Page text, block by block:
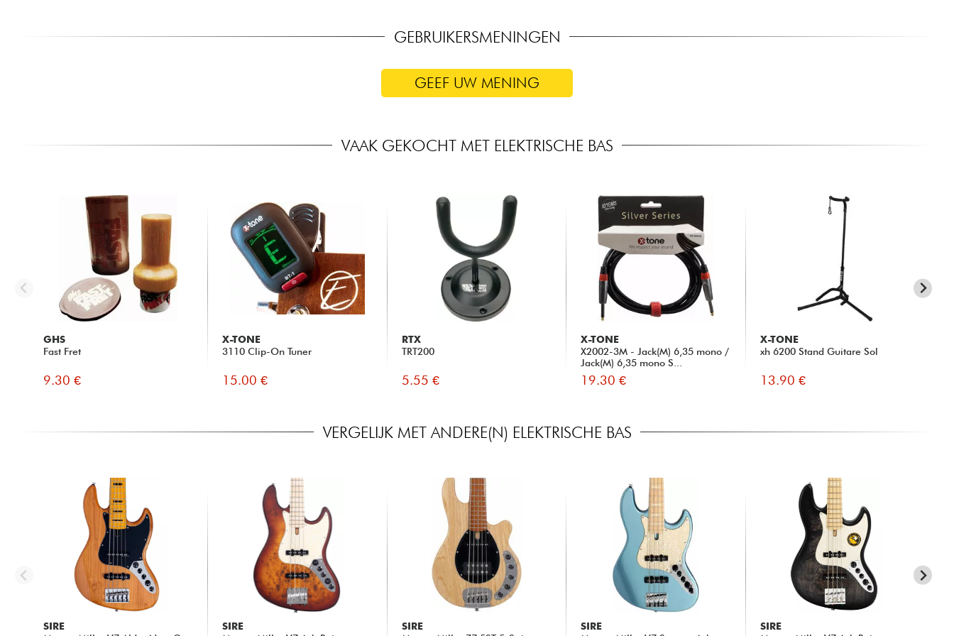
GEBRUIKERSMENINGEN
GEEF UW MENING
VAAK GEKOCHT MET ELEKTRISCHE BAS
GHS
Fast Fret
9.30 €
X-TONE
3110 Clip-On Tuner
15.00 €
RTX
TRT200
5.55 €
X-TONE
X2002-3M - Jack(M) 6,35 mono /
Jack(M) 6,35 mono S...
19.30 €
X-TONE
xh 6200 Stand Guitare Sol
13.90 €
VERGELIJK MET ANDERE(N) ELEKTRISCHE BAS
SIRE
SIRE
SIRE
SIRE
SIRE